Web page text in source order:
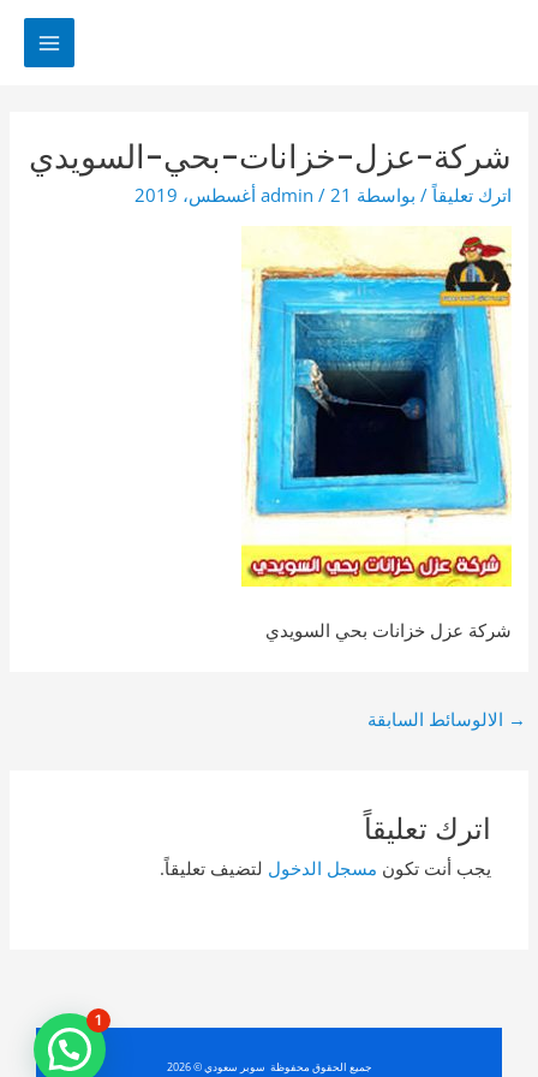
شركة-عزل-خزانات-بحي-السويدي
اترك تعليقاً / بواسطة admin / 21 أغسطس، 2019
شركة عزل خزانات بحي السويدي
Post→ الالوسائط السابقة
اترك تعليقاً
يجب أنت تكون مسجل الدخول لتضيف تعليقاً.
جميع الحقوق محفوظة سوبر سعودي © 2026
1